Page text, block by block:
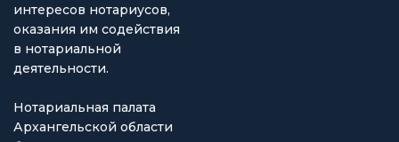
интересов нотариусов,
оказания им содействия
в нотариальной
деятельности.
Нотариальная палата
Архангельской области